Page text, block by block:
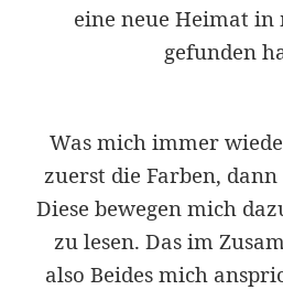
eine neue Heimat in
gefunden
Was mich immer
zuerst die Farben,
Diese bewegen mich
zu lesen. Das im
also Beides mich